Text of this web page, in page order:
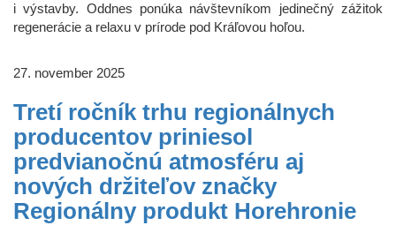
i výstavby. Oddnes ponúka návštevníkom jedinečný zážitok
regenerácie a relaxu v prírode pod Kráľovou hoľou.
27. november 2025
Tretí ročník trhu regionálnych
producentov priniesol
predvianočnú atmosféru aj
nových držiteľov značky
Regionálny produkt Horehronie